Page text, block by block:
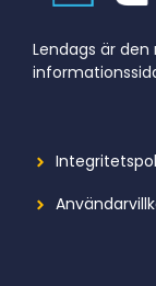
Lendags är